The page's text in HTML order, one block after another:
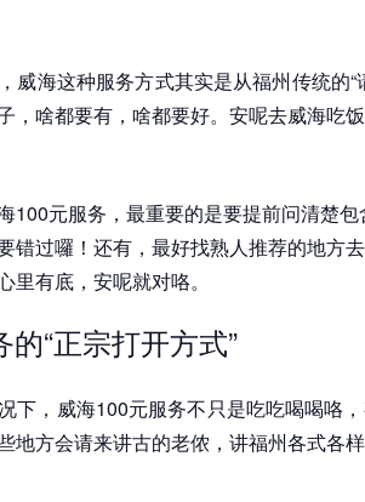
威海这种服务方式其实是从福州传统的
，啥都要有，啥都要好。安呢去威海吃
100元服务，最重要的是要提前问清楚
错过囉！还有，最好找熟人推荐的地方
里有底，安呢就对咯。
“正宗打开方式”
下，威海100元服务不只是吃吃喝喝咯
地方会请来讲古的老侬，讲福州各式各